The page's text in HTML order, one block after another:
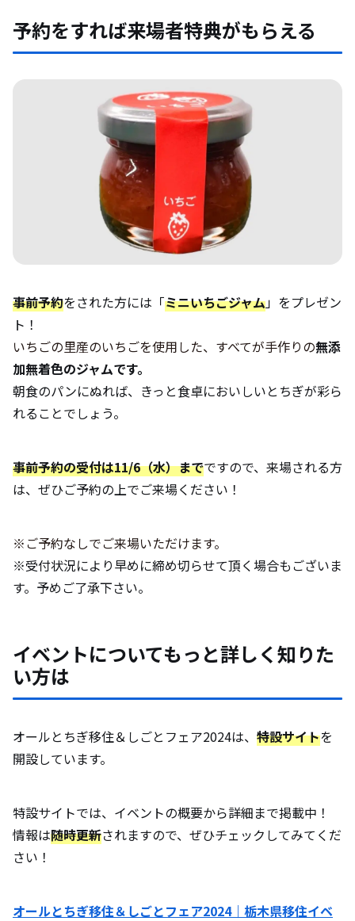
予約をすれば来場者特典がもらえる
事前予約をされた方には「ミニいちごジャム」をプレゼン
ト！
いちごの里産のいちごを使用した、すべてが手作りの無添
加無着色のジャムです。
朝食のパンにぬれば、きっと食卓においしいとちぎが彩ら
れることでしょう。
事前予約の受付は11/6（水）までですので、来場される方
は、ぜひご予約の上でご来場ください！
※ご予約なしでご来場いただけます。
※受付状況により早めに締め切らせて頂く場合もございま
す。予めご了承下さい。
イベントについてもっと詳しく知りた
い方は
オールとちぎ移住＆しごとフェア2024は、 特設サイトを
開設しています。
特設サイトでは、イベントの概要から詳細まで掲載中！
情報は随時更新されますので、ぜひチェックしてみてくだ
さい！
オールとちぎ移住＆しごとフェア2024｜栃木県移住イベ